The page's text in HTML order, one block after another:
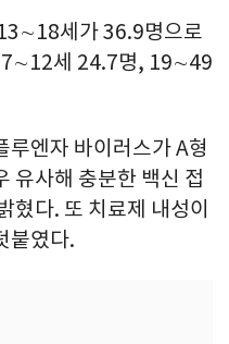
세가 36.9명으로
7∼12세 24.7명, 19∼49
루엔자 바이러스가 A형
유사해 충분한 백신 접
혔다. 또 치료제 내성이
붙였다.